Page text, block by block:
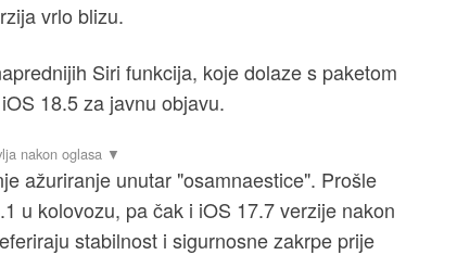
vrlo blizu.
Siri funkcija, koje dolaze s paketom
18.5 za javnu objavu.
ažuriranje unutar "osamnaestice". Prošle
u kolovozu, pa čak i iOS 17.7 verzije nakon
stabilnost i sigurnosne zakrpe prije